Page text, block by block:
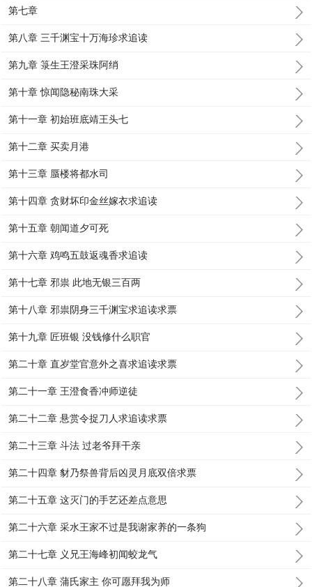
第七章
第八章 三千渊宝十万海珍求追读
第九章 箓生王澄采珠阿绡
第十章 惊闻隐秘南珠大采
第十一章 初始班底靖王头七
第十二章 买卖月港
第十三章 蜃楼将都水司
第十四章 贪财坏印金丝嫁衣求追读
第十五章 朝闻道夕可死
第十六章 鸡鸣五鼓返魂香求追读
第十七章 邪祟 此地无银三百两
第十八章 邪祟阴身三千渊宝求追读求票
第十九章 匠班银 没钱修什么职官
第二十章 直岁堂官意外之喜求追读求票
第二十一章 王澄食香冲师逆徒
第二十二章 悬赏令捉刀人求追读求票
第二十三章 斗法 过老爷拜干亲
第二十四章 豺乃祭兽背后凶灵月底双倍求票
第二十五章 这灭门的手艺还差点意思
第二十六章 采水王家不过是我谢家养的一条狗
第二十七章 义兄王海峰初闻蛟龙气
第二十八章 蒲氏家主 你可愿拜我为师